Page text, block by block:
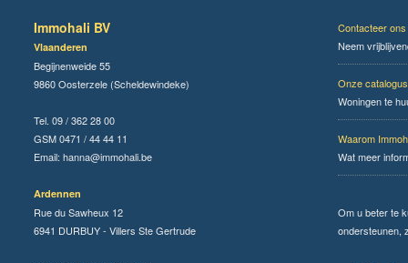
Immohali BV
Vlaanderen
Begijnenweide 55
9860 Oosterzele (Scheldewindeke)
Tel. 09 / 362 28 00
GSM 0471 / 44 44 11
Email: hanna@immohali.be
Ardennen
Rue du Sawheux 12
6941 DURBUY - Villers Ste Gertrude
Contacteer ons
Neem
Onze catalogus
Woningen te
Waarom
Wat meer
Om u beter te
ondersteunen,